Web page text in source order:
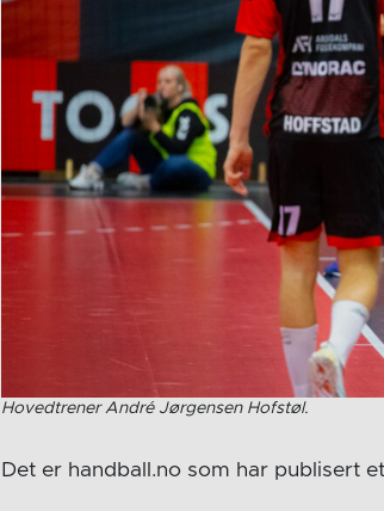
Hovedtrener André Jørgensen Hofstøl.
Det er handball.no som har publisert